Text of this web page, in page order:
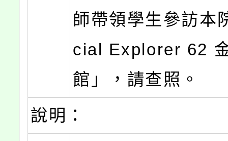
師帶領學生參訪本
cial Explorer 62
館」，請查照。
說明：